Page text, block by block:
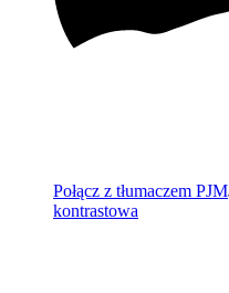
Połącz z tłumaczem PJM
kontrastowa